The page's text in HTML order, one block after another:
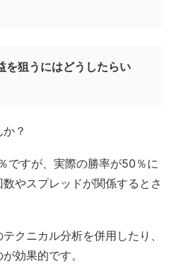
を狙うにはどうしたらい
？
ですが、実際の勝率が50％に
やスプレッドが関係するとさ
クニカル分析を併用したり、
効果的です。